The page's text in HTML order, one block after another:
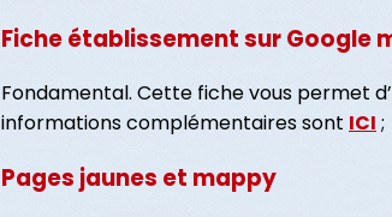
Fiche établissement sur Google
Fondamental. Cette fiche vous permet
informations complémentaires sont ICI ;
Pages jaunes et mappy